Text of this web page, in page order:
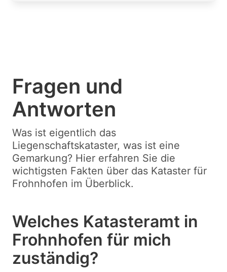
Fragen und
Antworten
Was ist eigentlich das
Liegenschaftskataster, was ist eine
Gemarkung? Hier erfahren Sie die
wichtigsten Fakten über das Kataster für
Frohnhofen im Überblick.
Welches Katasteramt in
Frohnhofen für mich
zuständig?